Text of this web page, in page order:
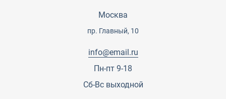
Москва
пр. Главный, 10
info@email.ru
Пн-пт 9-18
Сб-Вс выходной
Партнерская программа